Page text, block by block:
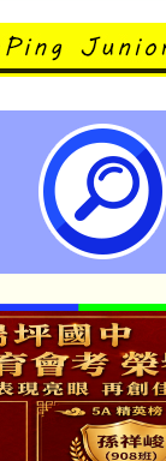
青少年
-桃園